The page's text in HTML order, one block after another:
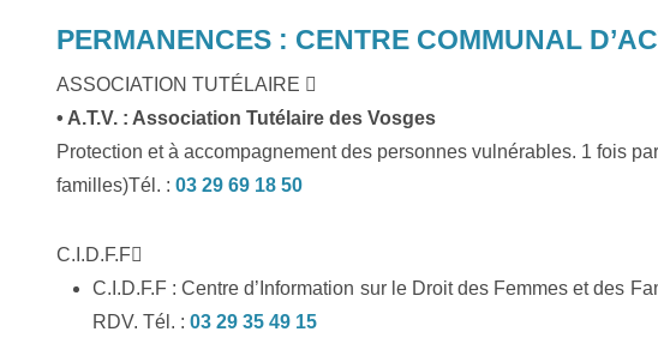
PERMANENCES : CENTRE COMMUNAL
ASSOCIATION TUTÉLAIRE
• A.T.V. : Association Tutélaire des Vosges
Protection et à accompagnement des personnes vulnérables. 1 fois
familles)Tél. : 03 29 69 18 50
C.I.D.F.F
C.I.D.F.F : Centre d’Information sur le Droit des Femmes et des
RDV. Tél. : 03 29 35 49 15